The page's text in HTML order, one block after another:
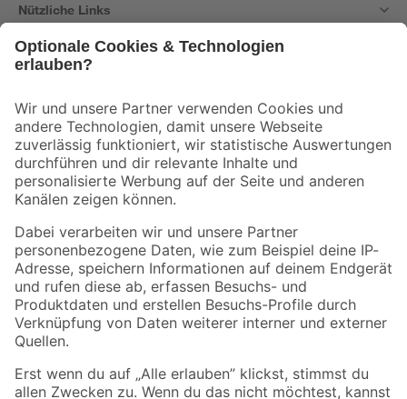
Nützliche Links
Der toom Newsletter: Keine Angebote und Aktionen mehr verpassen!
Zur Newsletter Anmeldung
Folge uns
Zahlungsarten Versandarten
Sicher einkaufen